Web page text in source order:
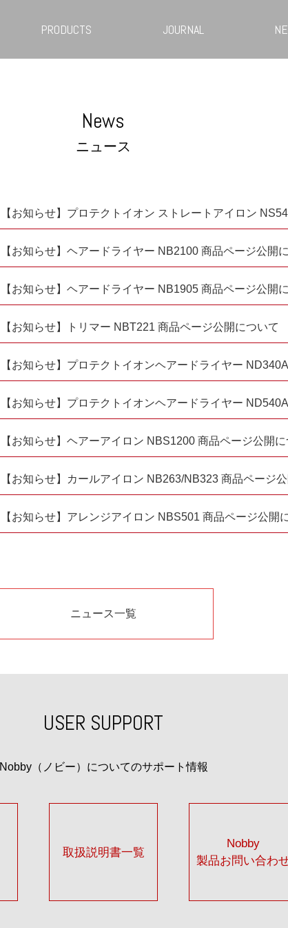
PRODUCTS JOURNAL
News
ニュース
【お知らせ】プロテクトイオン ストレートアイロン
【お知らせ】ヘアードライヤー NB2100 商品ページ公開
【お知らせ】ヘアードライヤー NB1905 商品ページ公開
【お知らせ】トリマー NBT221 商品ページ公開について
【お知らせ】プロテクトイオンヘアードライヤー
【お知らせ】プロテクトイオンヘアードライヤー
【お知らせ】ヘアーアイロン NBS1200 商品ページ公開に
【お知らせ】カールアイロン NB263/NB323 商品ページ
【お知らせ】アレンジアイロン NBS501 商品ページ公開
ニュース一覧
USER SUPPORT
Nobby（ノビー）についてのサポート情報
取扱説明書一覧
Nobby
製品お問い合わ